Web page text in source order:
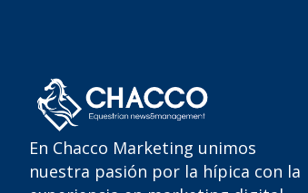
En Chacco Marketing unimos
nuestra pasión por la hípica con la